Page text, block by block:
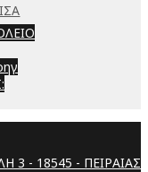
3 - 18545 - ΠΕΙΡΑΙΑΣ